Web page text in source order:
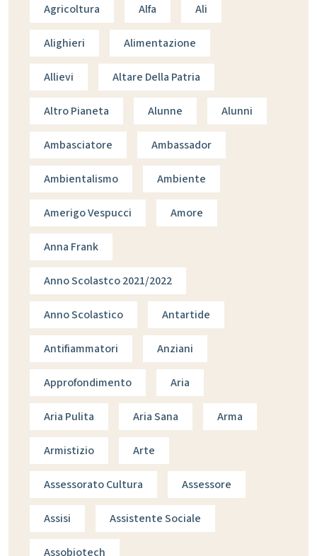
Agricoltura Alfa Ali
Alighieri Alimentazione
Allievi Altare Della Patria
Altro Pianeta Alunne Alunni
Ambasciatore Ambassador
Ambientalismo Ambiente
Amerigo Vespucci Amore
Anna Frank
Anno Scolastco 2021/2022
Anno Scolastico Antartide
Antifiammatori Anziani
Approfondimento Aria
Aria Pulita Aria Sana Arma
Armistizio Arte
Assessorato Cultura Assessore
Assisi Assistente Sociale
Assobiotech